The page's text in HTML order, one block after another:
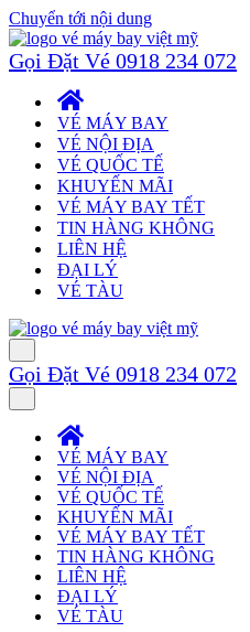
Chuyển tới nội dung
Gọi Đặt Vé 0918 234 072
VÉ MÁY BAY
VÉ NỘI ĐỊA
VÉ QUỐC TẾ
KHUYẾN MÃI
VÉ MÁY BAY TẾT
TIN HÀNG KHÔNG
LIÊN HỆ
ĐẠI LÝ
VÉ TÀU
Menu
Gọi Đặt Vé 0918 234 072
Menu
VÉ MÁY BAY
VÉ NỘI ĐỊA
VÉ QUỐC TẾ
KHUYẾN MÃI
VÉ MÁY BAY TẾT
TIN HÀNG KHÔNG
LIÊN HỆ
ĐẠI LÝ
VÉ TÀU